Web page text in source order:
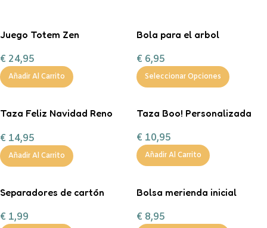
Juego Totem Zen
€ 24,95
Añadir Al Carrito
Bola para el arbol
€ 6,95
Seleccionar Opciones
Taza Feliz Navidad Reno
personalizable con
chocolate a la taza, nub
€ 14,95
Añadir Al Carrito
Taza Boo! Personalizada
€ 10,95
Añadir Al Carrito
Separadores de cartón
€ 1,99
Bolsa merienda inicial
€ 8,95